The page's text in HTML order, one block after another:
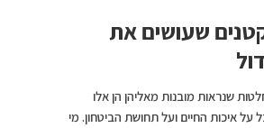
שעושים את
שנראות מובנות מאליהן הן אלו
על איכות החיים ועל תחושת הביטחון. מי